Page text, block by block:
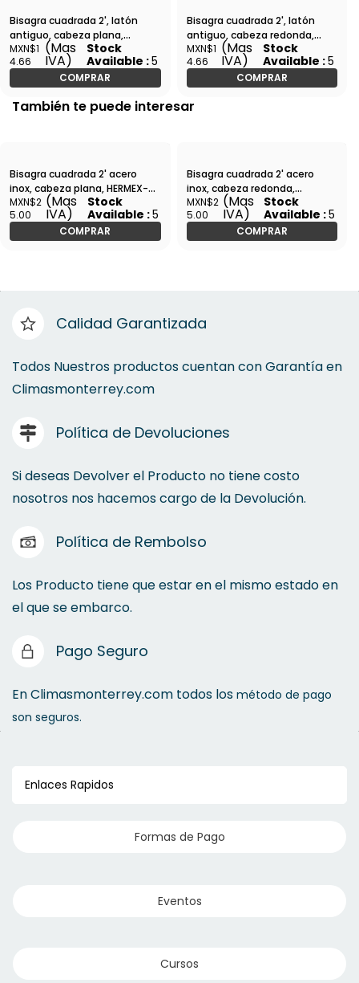
Bisagra cuadrada 2', latón
antiguo, cabeza plana,
HERMEX-BC-202P / 43249
MXN$1
4.66
(Mas
IVA)
Stock
Available :5
COMPRAR
Bisagra cuadrada 2', latón
antiguo, cabeza redonda,
HERMEX-BC-202R / 43244
MXN$1
4.66
(Mas
IVA)
Stock
Available :5
COMPRAR
También te puede interesar
Bisagra cuadrada 2' acero
inox, cabeza plana, HERMEX-
BC-204P / 43225
MXN$2
5.00
(Mas
IVA)
Stock
Available :5
COMPRAR
Bisagra cuadrada 2' acero
inox, cabeza redonda,
HERMEX-BC-204R / 43220
MXN$2
5.00
(Mas
IVA)
Stock
Available :5
COMPRAR
Calidad Garantizada
Todos Nuestros productos cuentan con Garantía en
Climasmonterrey.com
Política de Devoluciones
Si deseas Devolver el Producto no tiene costo
nosotros nos hacemos cargo de la Devolución.
Política de Rembolso
Los Producto tiene que estar en el mismo estado en
el que se embarco.
Pago Seguro
En Climasmonterrey.com todos los método de pago
son seguros.
Enlaces Rapidos
Formas de Pago
Eventos
Cursos